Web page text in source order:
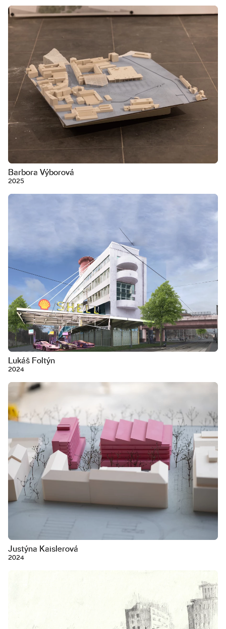
Barbora Výborová
2025
Lukáš Foltýn
2024
Justýna Kaislerová
2024